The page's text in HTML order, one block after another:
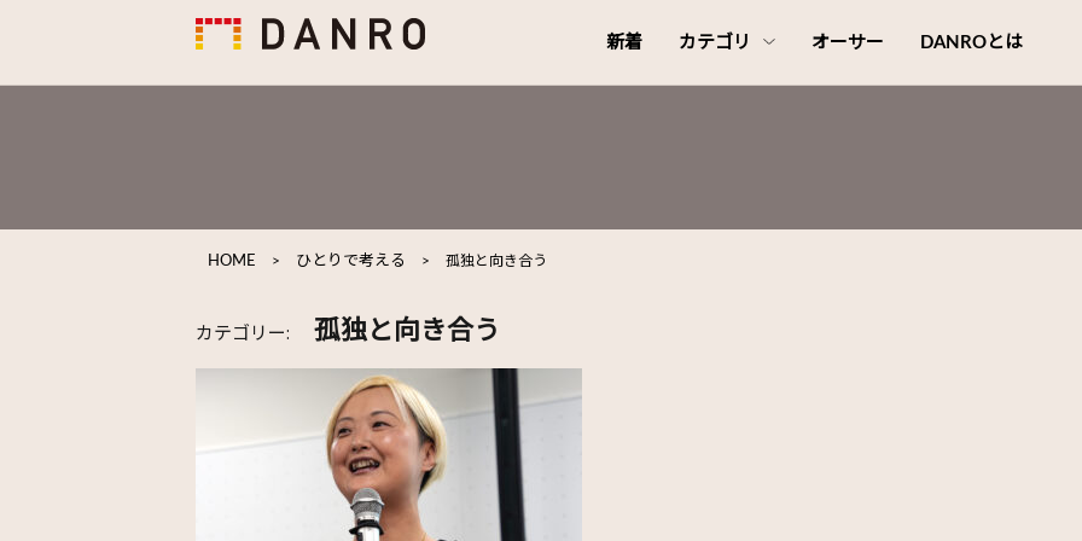
新着 カテゴリ オーサー DANROとは
HOME > ひとりで考える > 孤独と向き合う
カテゴリー: 孤独と向き合う